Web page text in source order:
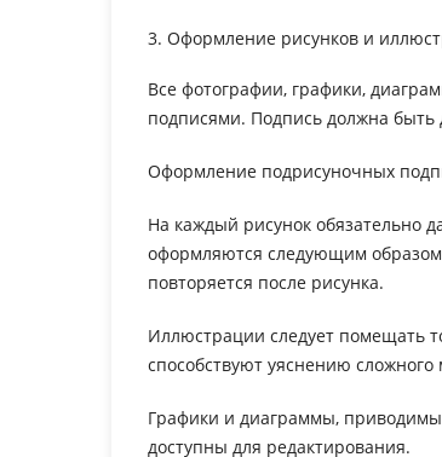
3. Оформление рисунков и
Все фотографии, графики,
подписями. Подпись должна быть
Оформление подрисуночных
На каждый рисунок обязательно
оформляются следующим
повторяется после рисунка.
Иллюстрации следует помещать
способствуют уяснению сложного
Графики и диаграммы,
доступны для редактирования.